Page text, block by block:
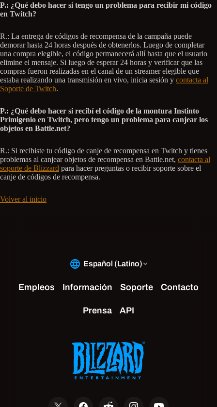
P.: ¿Qué debo hacer si tengo un problema para recibir mi código
en Twitch?
R.: La entrega de códigos de recompensa de la campaña puede
demorar hasta 24 horas después de obtenerlos. Luego de completar
una compra elegible, el código permanecerá allí hasta que el usuario
elimine el mensaje. Si luego de esperar 24 horas y verificar que las
compras fueron realizadas en el canal de un streamer elegible que
estaba realizando una transmisión en vivo, inicia sesión y contacta al
Soporte de Twitch.
P.: ¿Qué debo hacer si recibí el código de la montura Instinto
Primigenio en Twitch, pero tengo un problema para canjear los
objetos en Battle.net?
R.: Si recibiste tu código de canje de recompensa en Twitch y tienes
problemas al canjear objetos de recompensa en Battle.net, contacta al
soporte de Blizzard para hacer preguntas o recibir soporte sobre el
canje de códigos de recompensa.
Volver al inicio